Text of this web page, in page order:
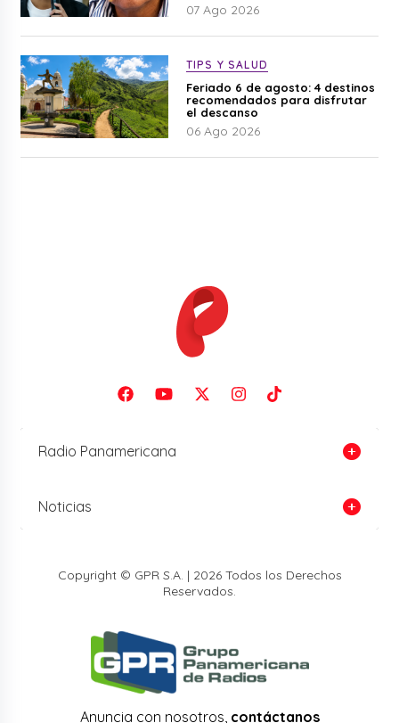
07 Ago 2026
TIPS Y SALUD
Feriado 6 de agosto: 4 destinos
recomendados para disfrutar
el descanso
06 Ago 2026
Radio Panamericana
Noticias
Copyright © GPR S.A. | 2026 Todos los Derechos
Reservados.
Anuncia con nosotros, contáctanos